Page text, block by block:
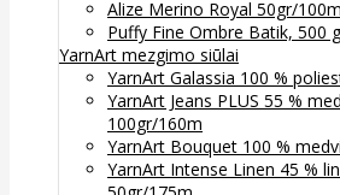
Alize Merino Royal 50gr/100m
Puffy Fine Ombre Batik, 500
YarnArt mezgimo siūlai
YarnArt Galassia 100 %
YarnArt Jeans PLUS 55 %
100gr/160m
YarnArt Bouquet 100 %
YarnArt Intense Linen 45 %